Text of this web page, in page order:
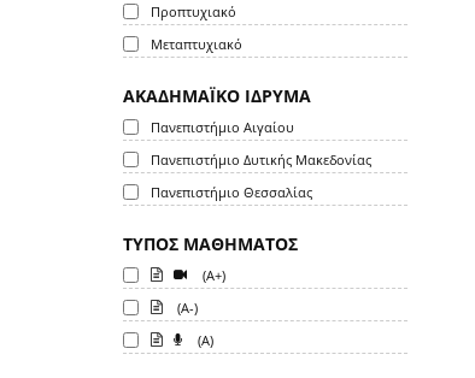
Προπτυχιακό
Μεταπτυχιακό
ΑΚΑΔΗΜΑΪΚΟ ΙΔΡΥΜΑ
Πανεπιστήμιο Αιγαίου
Πανεπιστήμιο Δυτικής Μακεδονίας
Πανεπιστήμιο Θεσσαλίας
ΤΥΠΟΣ ΜΑΘΗΜΑΤΟΣ
(A+)
(A-)
(A)